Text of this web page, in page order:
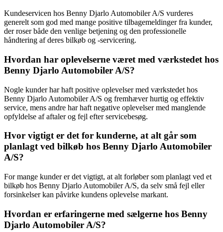
Kundeservicen hos Benny Djarlo Automobiler A/S vurderes
generelt som god med mange positive tilbagemeldinger fra kunder,
der roser både den venlige betjening og den professionelle
håndtering af deres bilkøb og -servicering.
Hvordan har oplevelserne været med værkstedet hos
Benny Djarlo Automobiler A/S?
Nogle kunder har haft positive oplevelser med værkstedet hos
Benny Djarlo Automobiler A/S og fremhæver hurtig og effektiv
service, mens andre har haft negative oplevelser med manglende
opfyldelse af aftaler og fejl efter servicebesøg.
Hvor vigtigt er det for kunderne, at alt går som
planlagt ved bilkøb hos Benny Djarlo Automobiler
A/S?
For mange kunder er det vigtigt, at alt forløber som planlagt ved et
bilkøb hos Benny Djarlo Automobiler A/S, da selv små fejl eller
forsinkelser kan påvirke kundens oplevelse markant.
Hvordan er erfaringerne med sælgerne hos Benny
Djarlo Automobiler A/S?